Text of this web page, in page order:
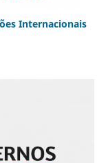
Internacionais